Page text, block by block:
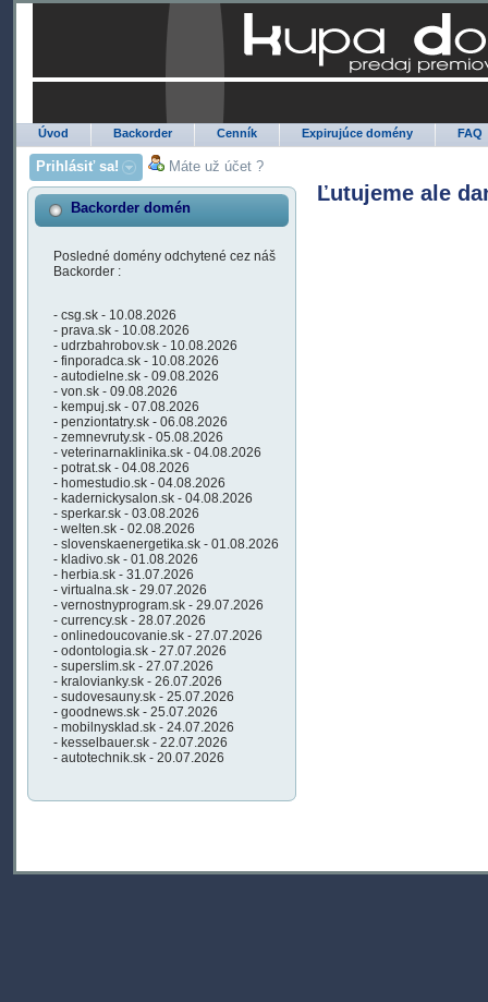
Úvod Backorder Cenník Expirujúce domény FAQ
Prihlásiť sa! Máte už účet ?
Backorder domén
Posledné domény odchytené cez náš
Backorder :
- csg.sk - 10.08.2026
- prava.sk - 10.08.2026
- udrzbahrobov.sk - 10.08.2026
- finporadca.sk - 10.08.2026
- autodielne.sk - 09.08.2026
- von.sk - 09.08.2026
- kempuj.sk - 07.08.2026
- penziontatry.sk - 06.08.2026
- zemnevruty.sk - 05.08.2026
- veterinarnaklinika.sk - 04.08.2026
- potrat.sk - 04.08.2026
- homestudio.sk - 04.08.2026
- kadernickysalon.sk - 04.08.2026
- sperkar.sk - 03.08.2026
- welten.sk - 02.08.2026
- slovenskaenergetika.sk - 01.08.2026
- kladivo.sk - 01.08.2026
- herbia.sk - 31.07.2026
- virtualna.sk - 29.07.2026
- vernostnyprogram.sk - 29.07.2026
- currency.sk - 28.07.2026
- onlinedoucovanie.sk - 27.07.2026
- odontologia.sk - 27.07.2026
- superslim.sk - 27.07.2026
- kralovianky.sk - 26.07.2026
- sudovesauny.sk - 25.07.2026
- goodnews.sk - 25.07.2026
- mobilnysklad.sk - 24.07.2026
- kesselbauer.sk - 22.07.2026
- autotechnik.sk - 20.07.2026
Ľutujeme ale